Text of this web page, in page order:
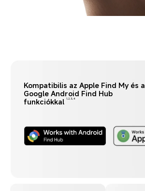
Kompatibilis az Apple Find My és a
Google Android Find Hub
funkciókkal 1,2,3,4